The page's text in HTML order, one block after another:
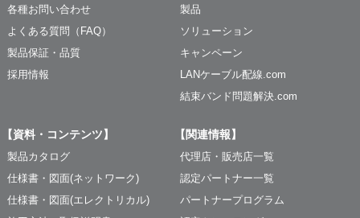
各種お問い合わせ
よくある質問（FAQ）
製品保証・品質
採用情報
製品
ソリューション
キャンペーン
LANケーブル配線.com
結束バンド問題解決.com
【資料・コンテンツ】
製品カタログ
仕様書・図面(ネットワーク)
仕様書・図面(エレクトリカル)
【関連情報】
代理店・販売店一覧
認定パートナー一覧
パートナープログラム